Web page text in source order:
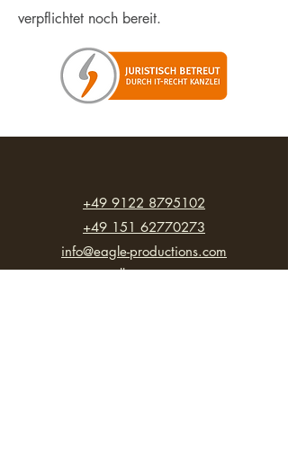
verpflichtet noch bereit.
+49 9122 8795102
+49 151 62770273
info@eagle-productions.com
Über uns